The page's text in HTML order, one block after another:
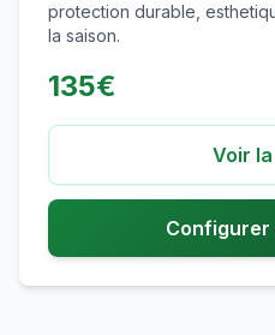
protection durable,
la saison.
135€
Voir
Configurer